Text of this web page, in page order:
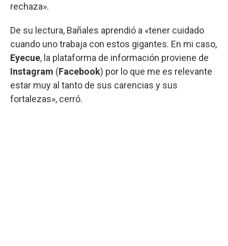
rechaza».
De su lectura, Bañales aprendió a «tener cuidado
cuando uno trabaja con estos gigantes. En mi caso,
Eyecue, la plataforma de información proviene de
Instagram (Facebook) por lo que me es relevante
estar muy al tanto de sus carencias y sus
fortalezas», cerró.